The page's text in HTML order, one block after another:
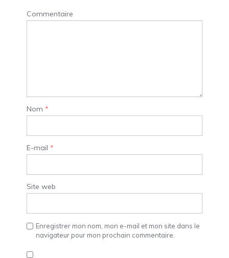
Commentaire
Nom *
E-mail *
Site web
Enregistrer mon nom, mon e-mail et mon site dans le
navigateur pour mon prochain commentaire.